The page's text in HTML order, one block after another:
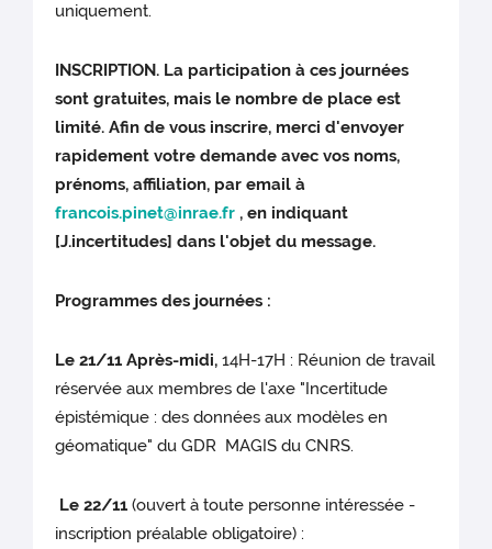
uniquement.
INSCRIPTION. La participation à ces journées
sont gratuites, mais le nombre de place est
limité. Afin de vous inscrire, merci d'envoyer
rapidement votre demande avec vos noms,
prénoms, affiliation, par email à
francois.pinet@inrae.fr , en indiquant
[J.incertitudes] dans l'objet du message.
Programmes des journées :
Le 21/11 Après-midi,14H-17H : Réunion de travail
réservée aux membres de l'axe "Incertitude
épistémique : des données aux modèles en
géomatique" du GDR MAGIS du CNRS.
Le 22/11 (ouvert à toute personne intéressée -
inscription préalable obligatoire) :